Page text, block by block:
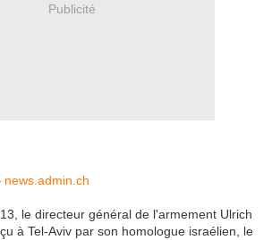
Publicité
news.admin.ch
le directeur général de l'armement Ulrich
à Tel-Aviv par son homologue israélien, le